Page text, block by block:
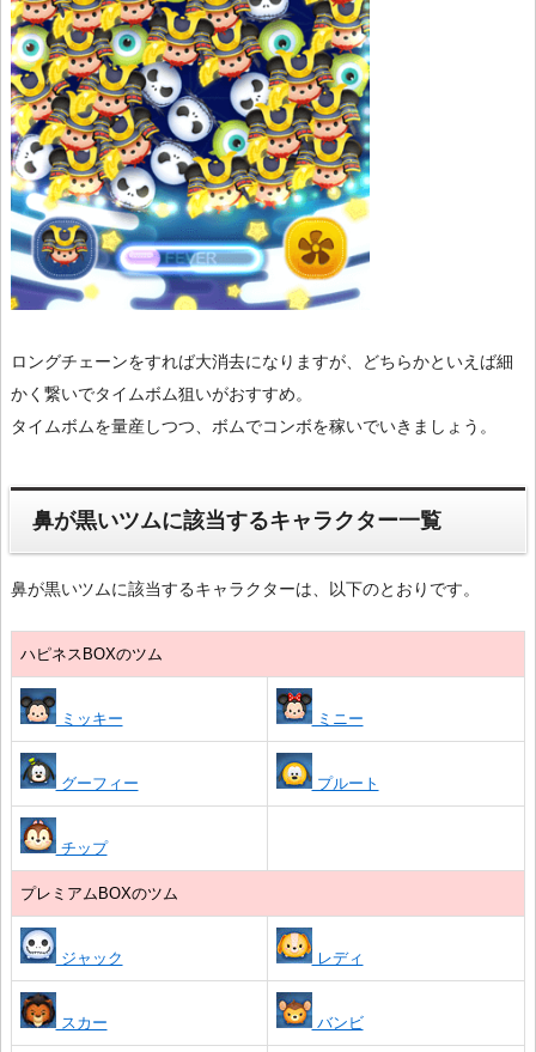
ロングチェーンをすれば大消去になりますが、どちらかといえば細
かく繋いでタイムボム狙いがおすすめ。
タイムボムを量産しつつ、ボムでコンボを稼いでいきましょう。
鼻が黒いツムに該当するキャラクター一覧
鼻が黒いツムに該当するキャラクターは、以下のとおりです。
ハピネスBOXのツム
ミッキー ミニー
グーフィー プルート
チップ
プレミアムBOXのツム
ジャック レディ
スカー バンビ